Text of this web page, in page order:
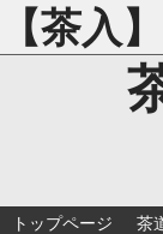
【茶入
トップページ 茶